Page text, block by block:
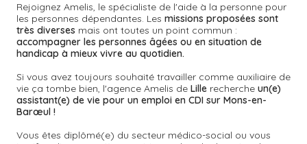
Rejoignez Amelis, le spécialiste de l'aide à la personne pour
les personnes dépendantes. Les missions proposées sont
très diverses mais ont toutes un point commun :
accompagner les personnes âgées ou en situation de
handicap à mieux vivre au quotidien.
Si vous avez toujours souhaité travailler comme auxiliaire de
vie ça tombe bien, l'agence Amelis de Lille recherche un(e)
assistant(e) de vie pour un emploi en CDI sur Mons-en-
Barœul !
Vous êtes diplômé(e) du secteur médico-social ou vous